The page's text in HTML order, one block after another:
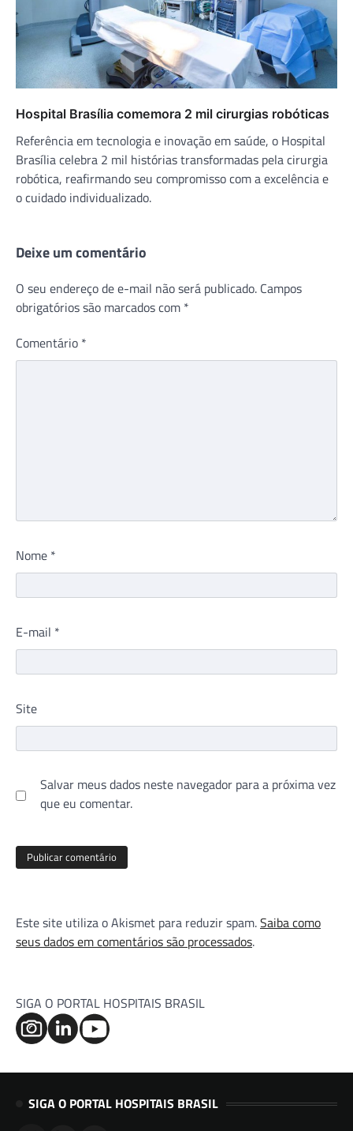
Hospital Brasília comemora 2 mil cirurgias robóticas
Referência em tecnologia e inovação em saúde, o Hospital
Brasília celebra 2 mil histórias transformadas pela cirurgia
robótica, reafirmando seu compromisso com a excelência e
o cuidado individualizado.
Deixe um comentário
O seu endereço de e-mail não será publicado. Campos
obrigatórios são marcados com *
Comentário *
Nome *
E-mail *
Site
Salvar meus dados neste navegador para a próxima vez
que eu comentar.
Este site utiliza o Akismet para reduzir spam.Saiba como
seus dados em comentários são processados.
SIGA O PORTAL HOSPITAIS BRASIL
SIGA O PORTAL HOSPITAIS BRASIL